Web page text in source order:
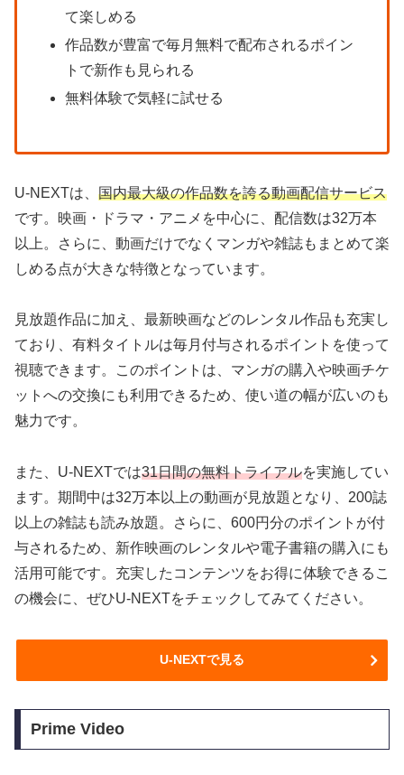
て楽しめる
作品数が豊富で毎月無料で配布されるポイン
トで新作も見られる
無料体験で気軽に試せる
U-NEXTは、 国内最大級の作品数を誇る動画配信サービス
です。映画・ドラマ・アニメを中心に、配信数は32万本
以上。さらに、動画だけでなくマンガや雑誌もまとめて楽
しめる点が大きな特徴となっています。
見放題作品に加え、最新映画などのレンタル作品も充実し
ており、有料タイトルは毎月付与されるポイントを使って
視聴できます。このポイントは、マンガの購入や映画チケ
ットへの交換にも利用できるため、使い道の幅が広いのも
魅力です。
また、U-NEXTでは31日間の無料トライアルを実施してい
ます。期間中は32万本以上の動画が見放題となり、200誌
以上の雑誌も読み放題。さらに、600円分のポイントが付
与されるため、新作映画のレンタルや電子書籍の購入にも
活用可能です。充実したコンテンツをお得に体験できるこ
の機会に、ぜひU-NEXTをチェックしてみてください。
U-NEXTで見る
Prime Video